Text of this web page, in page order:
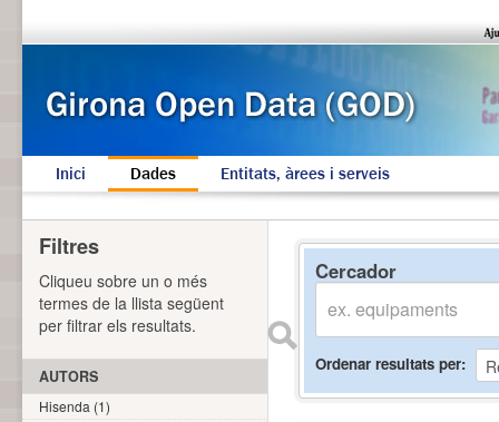
Inici Dades Entitats, àrees i serveis
Cercador
Ordenar resultats per
Filtres
Cliqueu sobre un o més
termes de la llista següent
per filtrar els resultats.
AUTORS
Hisenda (1)